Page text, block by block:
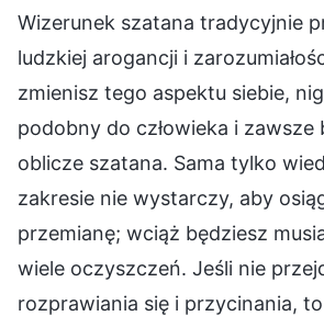
Wizerunek szatana tradycyjnie
ludzkiej arogancji i
zmienisz tego aspektu siebie,
podobny do człowieka i zawsze
oblicze szatana. Sama tylko
zakresie nie wystarczy, aby
przemianę; wciąż będziesz
wiele oczyszczeń. Jeśli nie
rozprawiania się i przycinania, to